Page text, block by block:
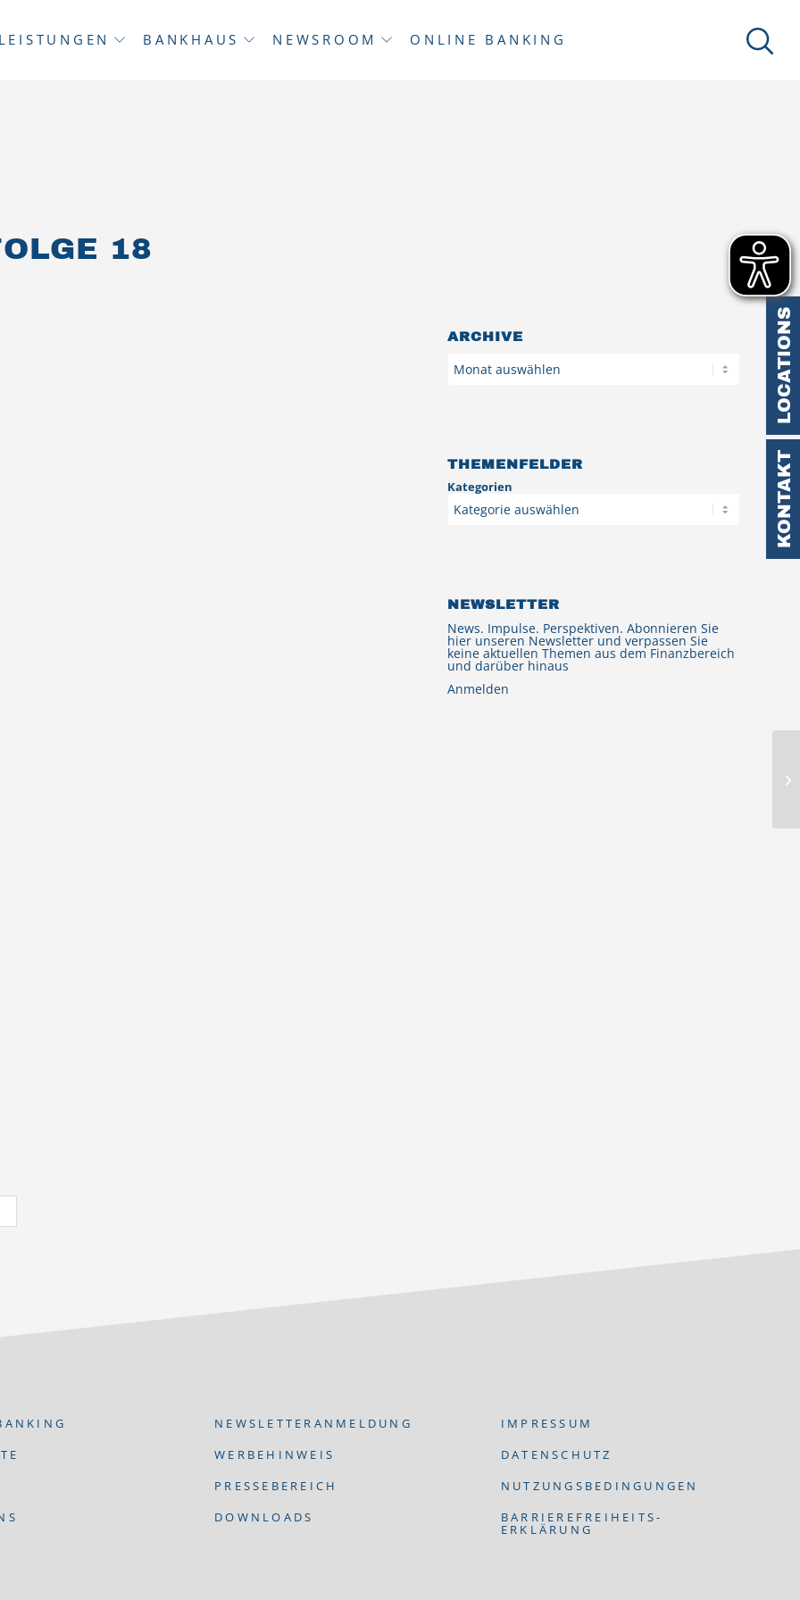
LEISTUNGEN BANKHAUS NEWSROOM ONLINE BANKING
LOCATIONS
KONTAKT
18
ARCHIVE
THEMENFELDER
Kategorien
NEWSLETTER
News. Impulse. Perspektiven. Abonnieren Sie
hier unseren Newsletter und verpassen Sie
keine aktuellen Themen aus dem Finanzbereich
und darüber hinaus
Anmelden
NEWSLETTERANMELDUNG
WERBEHINWEIS
PRESSEBEREICH
DOWNLOADS
IMPRESSUM
DATENSCHUTZ
NUTZUNGSBEDINGUNGEN
BARRIEREFREIHEITS-
ERKLÄRUNG